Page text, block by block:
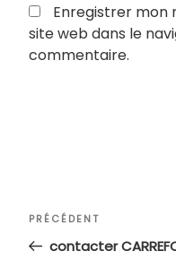
Enregistrer mon
site web dans le
commentaire.
Navigation
Article
précédent
PRÉCÉDENT
contacter